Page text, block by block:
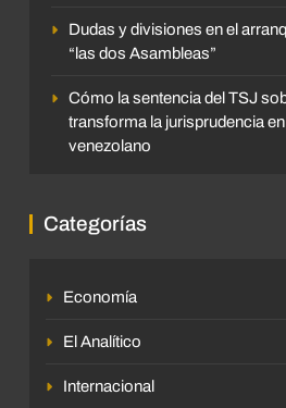
Dudas y divisiones en el
“las dos Asambleas”
Cómo la sentencia del TSJ
transforma la jurisprudencia
venezolano
Categorías
Economía
El Analítico
Internacional